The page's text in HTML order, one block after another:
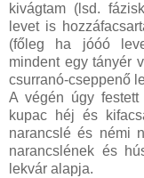
kivágtam (lsd.
levet is
(főleg ha jóóó
mindent egy tányér
csurranó-cseppenő
A végén úgy
kupac héj és
narancslé és némi
narancslének és
lekvár alapja.